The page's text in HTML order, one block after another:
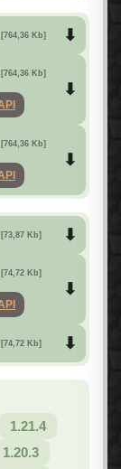
[764,36 Kb]
[764,36 Kb]
[764,36 Kb]
[73,87 Kb]
[74,72 Kb]
[74,72 Kb]
1.21.4
1.20.3